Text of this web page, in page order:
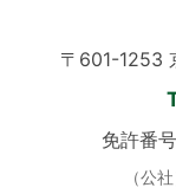
〒601-1253
免許番
（公